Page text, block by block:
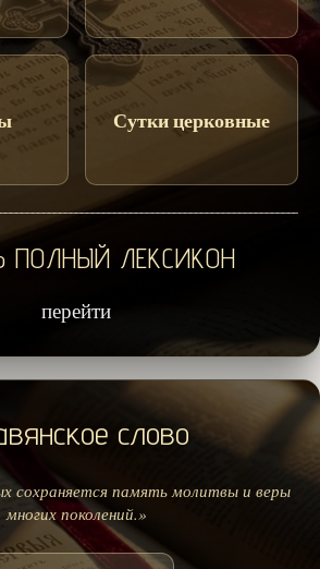
Сутки церковные
ПОЛНЫЙ ЛЕКСИКОН
перейти
слово
сохраняется память молитвы и веры
многих поколений.»